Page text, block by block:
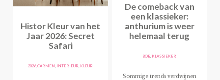
Histor Kleur van het
Jaar 2026: Secret
Safari
2026 ,CARMEN INTERIEUR KLEUR
De comeback van
een klassieker:
anthurium is weer
helemaal terug
BOB KLASSIEKER
Sommige trends verdwijnen